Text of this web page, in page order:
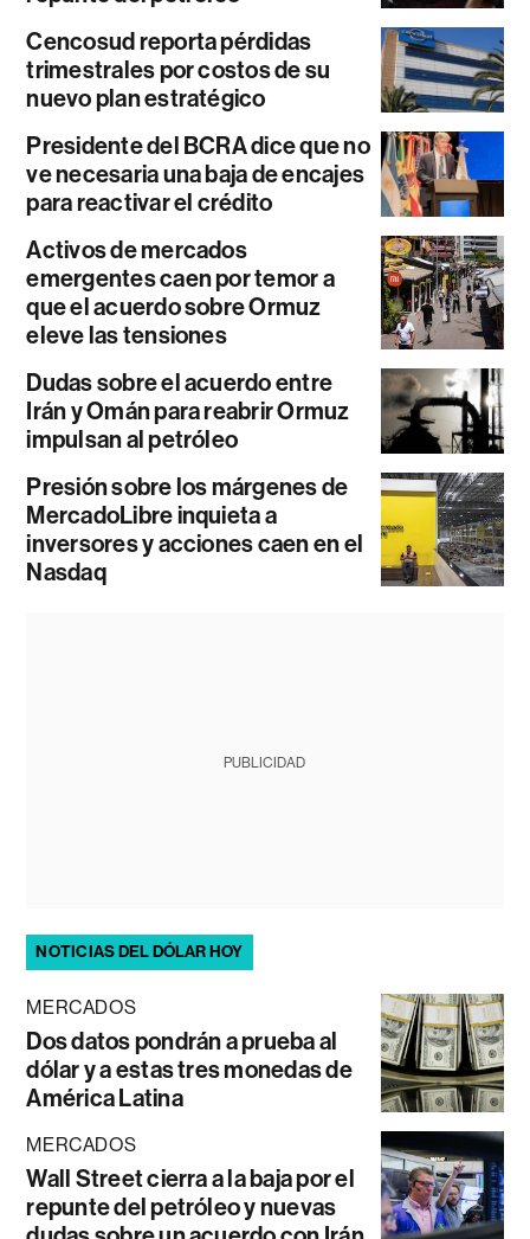
Cencosud reporta pérdidas
trimestrales por costos de su
nuevo plan estratégico
Presidente del BCRA dice que no
ve necesaria una baja de encajes
para reactivar el crédito
Activos de mercados
emergentes caen por temor a
que el acuerdo sobre Ormuz
eleve las tensiones
Dudas sobre el acuerdo entre
Irán y Omán para reabrir Ormuz
impulsan al petróleo
Presión sobre los márgenes de
MercadoLibre inquieta a
inversores y acciones caen en el
Nasdaq
PUBLICIDAD
NOTICIAS DEL DÓLAR HOY
MERCADOS
Dos datos pondrán a prueba al
dólar y a estas tres monedas de
América Latina
MERCADOS
Wall Street cierra a la baja por el
repunte del petróleo y nuevas